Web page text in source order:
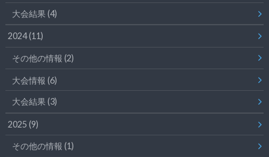
大会結果(4)
2024(11)
その他の情報(2)
大会情報(6)
大会結果(3)
2025(9)
その他の情報(1)